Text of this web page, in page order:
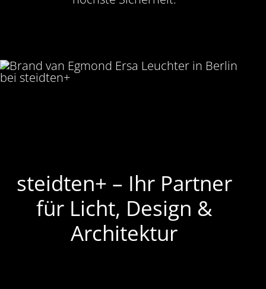
steidten+ – Ihr Partner
für Licht, Design &
Architektur